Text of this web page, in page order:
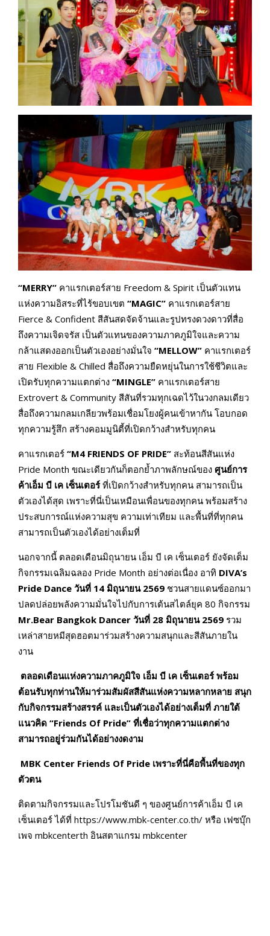
“MERRY” คาแรกเตอร์สาย Freedom & Spirit เป็นตัวแทน
แห่งความอิสระที่ไร้ขอบเขต “MAGIC” คาแรกเตอร์สาย
Fierce & Confident สีสันสดจัดจ้านและรูปทรงดวงดาวที่สื่อ
ถึงความเจิดจรัส เป็นตัวแทนของความภาคภูมิใจและความ
กล้าแสดงออกเป็นตัวเองอย่างมั่นใจ “MELLOW” คาแรกเตอร์
สาย Flexible & Chilled สื่อถึงความยืดหยุ่นในการใช้ชีวิตและ
เปิดรับทุกความแตกต่าง “MINGLE” คาแรกเตอร์สาย
Extrovert & Community สีสันที่รวมทุกเฉดไว้ในวงกลมเดียว
สื่อถึงความกลมเกลียวพร้อมเชื่อมโยงผู้คนเข้าหากัน โอบกอด
ทุกความรู้สึก สร้างคอมมูนิตี้ที่เปิดกว้างสำหรับทุกคน
คาแรกเตอร์ “M4 FRIENDS OF PRIDE” สะท้อนสีสันแห่ง
Pride Month ขณะเดียวกันก็ตอกย้ำภาพลักษณ์ของ ศูนย์การ
ค้าเอ็ม บี เค เซ็นเตอร์ที่เปิดกว้างสำหรับทุกคน สามารถเป็น
ตัวเองได้สุด เพราะที่นี่เป็นเหมือนเพื่อนของทุกคน พร้อมสร้าง
ประสบการณ์แห่งความสุข ความเท่าเทียม และพื้นที่ที่ทุกคน
สามารถเป็นตัวเองได้อย่างเต็มที่
นอกจากนี้ ตลอดเดือนมิถุนายน เอ็ม บี เค เซ็นเตอร์ ยังจัดเต็ม
กิจกรรมเฉลิมฉลอง Pride Month อย่างต่อเนื่อง อาทิ DIVA’s
Pride Dance วันที่ 14 มิถุนายน 2569 ชวนสายแดนซ์ออกมา
ปลดปล่อยพลังความมั่นใจไปกับการเต้นสไตล์ยุค 80 กิจกรรม
Mr.Bear Bangkok Dancer วันที่ 28 มิถุนายน 2569 รวม
เหล่าสายหมีสุดฮอตมาร่วมสร้างความสนุกและสีสันภายใน
งาน
ตลอดเดือนแห่งความภาคภูมิใจ เอ็ม บี เค เซ็นเตอร์ พร้อม
ต้อนรับทุกท่านให้มาร่วมสัมผัสสีสันแห่งความหลากหลาย สนุก
กับกิจกรรมสร้างสรรค์ และเป็นตัวเองได้อย่างเต็มที่ ภายใต้
แนวคิด “Friends Of Pride” ที่เชื่อว่าทุกความแตกต่าง
สามารถอยู่ร่วมกันได้อย่างงดงาม
MBK Center Friends Of Pride เพราะที่นี่คือพื้นที่ของทุก
ตัวตน
ติดตามกิจกรรมและโปรโมชันดี ๆ ของศูนย์การค้าเอ็ม บี เค
เซ็นเตอร์ ได้ที่ https://www.mbk-center.co.th/ หรือ เฟซบุ๊ก
เพจ mbkcenterth อินสตาแกรม mbkcenter